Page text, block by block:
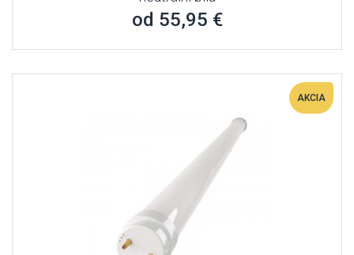
od 55,95 €
AKCIA